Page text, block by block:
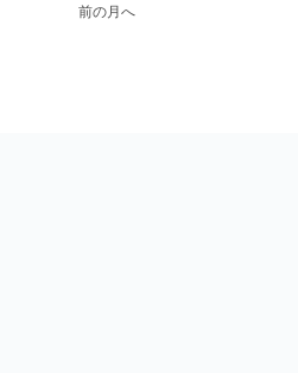
前の月へ